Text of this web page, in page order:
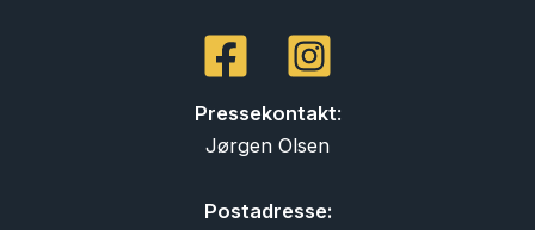
Pressekontakt:
Jørgen Olsen
Postadresse: